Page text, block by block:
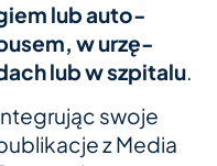
lub auto­
w urzę­
lub w szpi­talu.
swoje
z Media